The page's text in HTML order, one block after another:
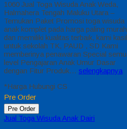
1060 Jual Toga Wisuda Anak Weda,
Halmahera Tengah Maluku Utara –
Temukan Paket Promosi toga wisuda
anak komplet pada harga paling murah
dan memiliki kualitas terbaik, kami
untuk sekolah TK, PAUD , SD Kami
memberinya penawaran Special
level Pengajaran Anak Umur Dasar
dengan Fitur Produk… selengkapnya
*Harga Hubungi CS
Pre Order
Pre Order
Jual Toga Wisuda Anak Dairi